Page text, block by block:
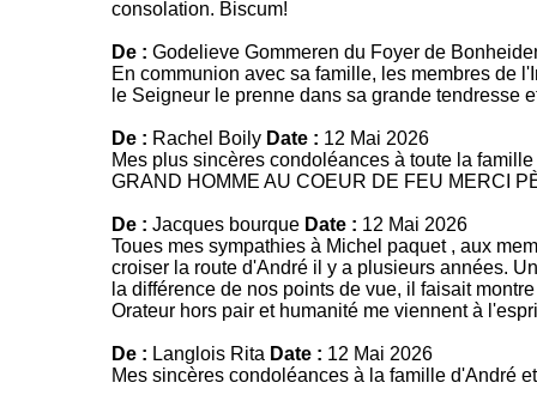
consolation. Biscum!
De : Godelieve Gommeren du Foyer de
En communion avec sa famille, les membres de
le Seigneur le prenne dans sa grande tendresse
De : Rachel Boily Date : 12 Mai 2026
Mes plus sincères condoléances à toute la
GRAND HOMME AU COEUR DE FEU MERCI
De : Jacques bourque Date : 12 Mai 2026
Toues mes sympathies à Michel paquet , aux
croiser la route d'André il y a plusieurs années.
la différence de nos points de vue, il faisait
Orateur hors pair et humanité me viennent à
De : Langlois Rita Date : 12 Mai 2026
Mes sincères condoléances à la famille d'André